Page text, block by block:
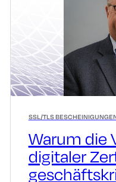
SSL/TLS
Warum die
digitaler